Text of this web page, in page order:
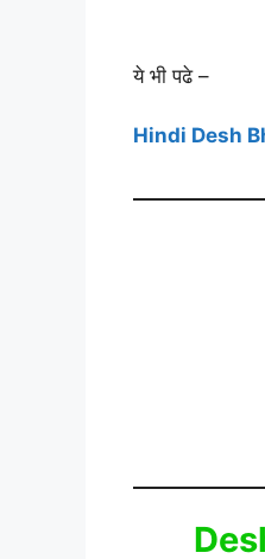
ये भी पढे –
Hindi Desh